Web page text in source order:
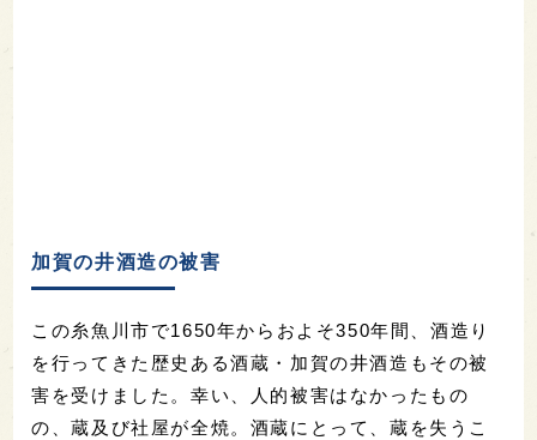
加賀の井酒造の被害
この糸魚川市で1650年からおよそ350年間、酒造り
を行ってきた歴史ある酒蔵・加賀の井酒造もその被
害を受けました。幸い、人的被害はなかったもの
の、蔵及び社屋が全焼。酒蔵にとって、蔵を失うこ